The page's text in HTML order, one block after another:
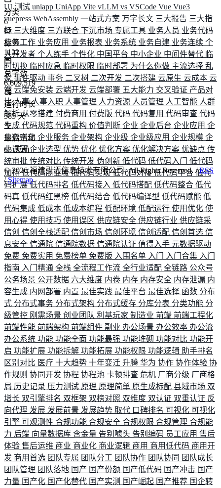
UI 测试 uniapp UniApp Vite vLLM vs VSCode Vue Vue3
vuepress WebAssembly 一站式方案 万字长文 三大报告 三大指
标 三大维度 三方联合 下沉市场 专属工具 业务人员 业务代码
业务工作 业务应用 业务报表 业务系统 业务自建 业务连续 个
人开发者 个人练手 个性化 中国平台 中小企业 中间件替代 临
时切换 临时应急 临时权限 临时部署 为什么你做 主流选择 乱
象 事件驱动 事务 二叉树 二次开发 二次搭建 云原生 云成本 云
端 云端免安装 云端开发 云端部署 五大能力 交叉验证 产品对
比人事人事入职 人事管理 人力资源 人员管理 人工智能 人群
解析从零搭建 付费商用 付费版 代码 代码复用 代码审查 代码
生成 代码规范 代码重构 价值判断 企业 企业后台 企业应用 企
业数字化 企业服务 企业架构 企业级 企业级应用 企业规模 企
业调研企业选型 优势 优化 优化方案 优化解决方案 优缺点 传
统审批 传统对比 传统开发 伪创新 低代码 低代码入门 低代码
加持低代码商业版低代码实现低代码对接低代码平台 低代
码扩展低代码排名 低代码接入 低代码搭配 低代码整合 低代
码真 低代码红黑榜 低代码结合 低代码编译型 低代码赋能 低
代码集成 低成本 低成本编程 低配环境 低配运行 使用优化 使
用心得 使用技巧 使用误区 供应链安全 供应链行业 供应链采
信创 信创全栈适配 信创市场 信创环境 信创适配 信创首选 信
息安全 信通院 信通院数据 信通院认证 值得入手 元数据驱动
免费 免费实用 免费榜单 免费版 入围名单 入门 入门合集 入门
指南 入门精通 全栈 全流程工作流 全行业适配 全链路 公众号
公务场景 公开数据 六大维度 内卷 内存 内存安全 内存泄漏 内
容生成 内网部署 内置 最佳实践 最佳平台 最佳选择 函数 分布
式 分布式事务 分布式架构 分布式缓存 分库分表 分类功能 分
级管控 刚需场景 创业团队 利基玩家 制造业 前端 前端工程化
前端性能 前端架构 前端组件 副业 办公场景 办公效率 办公流
办公系统 功能 功能全面 功能最强 功能堆砌 功能对比 功能开
启 功能扩展 功能拆解 功能拓展 功能权限 功能逻辑 助手排名
区别对比 医疗 十大趋势 十年变迁 升腾 华为 协作 协作体验 协
作规则 协同开发 协程 协程池 卡顿排查 危机 厂商分级 厂商格
局 历史记录 压力测试 原理 原理简单 原生成标配 县域市场 双
增长 双引擎排名 双框架 双榜对照 双维度 双认证 双重认证 反
向代理 发展 发展前景 发展趋势 取代 口碑排名 可视化 可视化
引擎 可观测性 合规功能 合规安全 合规权限 合规管理 合规能
力 后端 向量数据库 含金量 告别噱头 告别编码 员工应用 售后
体验 售后运维 商业 商业化 商业逻辑 商用 商用低代码 商用开
发 商用首选 团队专属 团队分工 团队协作 团队协同 团队成长
团队管理 团队落地 国产 国产份额 国产低代码 国产冲击 国产
力量 国产化 国产化替代 国产实测 国产崛起 国产推荐 国企转
分类
6
标签
1132
总字数
6,609,519
运行时长
585 天
最后活动
65 天前
©2026福建引迈信息技术有限公司. All Rights Reserved. /RSS
/Sitemap